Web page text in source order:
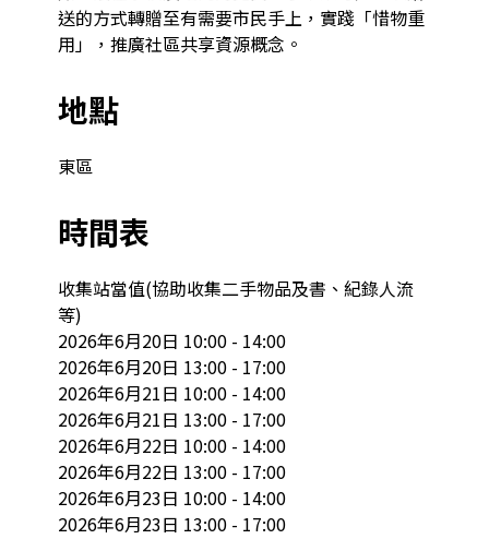
送的方式轉贈至有需要市民手上，實踐「惜物重
用」，推廣社區共享資源概念。
地點
東區
時間表
收集站當值(協助收集二手物品及書、紀錄人流
等)
2026年6月20日 10:00 - 14:00
2026年6月20日 13:00 - 17:00
2026年6月21日 10:00 - 14:00
2026年6月21日 13:00 - 17:00
2026年6月22日 10:00 - 14:00
2026年6月22日 13:00 - 17:00
2026年6月23日 10:00 - 14:00
2026年6月23日 13:00 - 17:00